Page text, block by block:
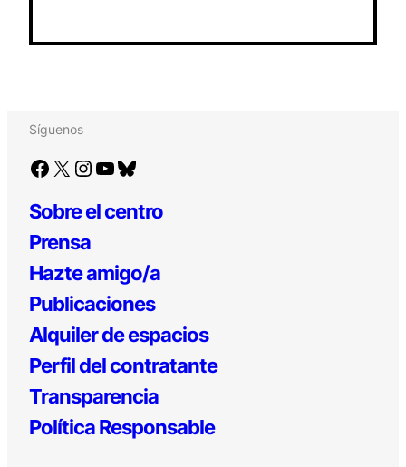
Síguenos
Facebook X Instagram YouTube Bluesky
Sobre el centro
Prensa
Hazte amigo/a
Publicaciones
Alquiler de espacios
Perfil del contratante
Transparencia
Política Responsable